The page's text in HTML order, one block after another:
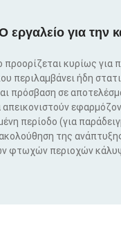
εργαλείο για την
προορίζεται κυρίως
περιλαμβάνει ήδη
πρόσβαση σε
περίοδο (για
της
φτωχών περιοχών